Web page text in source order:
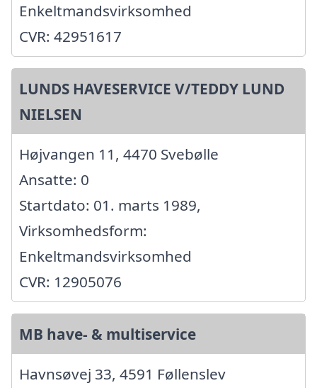
Enkeltmandsvirksomhed
CVR: 42951617
LUNDS HAVESERVICE V/TEDDY LUND
NIELSEN
Højvangen 11, 4470 Svebølle
Ansatte: 0
Startdato: 01. marts 1989,
Virksomhedsform:
Enkeltmandsvirksomhed
CVR: 12905076
MB have- & multiservice
Havnsøvej 33, 4591 Føllenslev